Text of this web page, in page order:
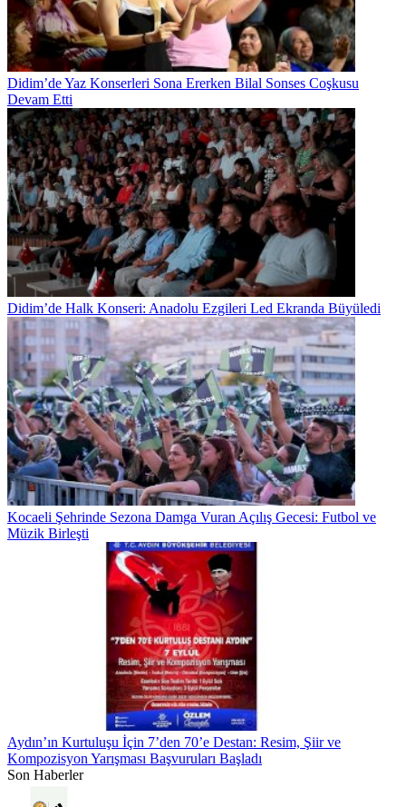
Didim’de Yaz Konserleri Sona Ererken Bilal Sonses Coşkusu
Devam Etti
Didim’de Halk Konseri: Anadolu Ezgileri Led Ekranda Büyüledi
Kocaeli Şehrinde Sezona Damga Vuran Açılış Gecesi: Futbol ve
Müzik Birleşti
Aydın’ın Kurtuluşu İçin 7’den 70’e Destan: Resim, Şiir ve
Kompozisyon Yarışması Başvuruları Başladı
Son Haberler